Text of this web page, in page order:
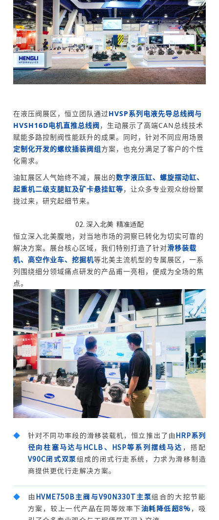
在液压阀展区，恒立团队通过HVSP系列电液先导总线阀与
HVSH16D电机直推总线阀，生动展示了高端CAN总线技术
赋能多路控制阀性能跃升的成果。同时，针对不同应用场景
定制化开发的螺纹插装阀组方案，也充分满足了客户的个性
化需求。
油缸展区人气始终不减，展出的数字液压缸、螺旋摆动缸、
起重机二级支腿缸及矿卡悬挂缸等，让众多专业观众纷纷聚
拢过来，研究起细节来。
02. 深入北美 精准适配
恒立深入北美腹地，对当地市场的洞察已转化为切实可靠的
解决方案。展台核心区域，我们特别打造了针对滑移装载
机、高空作业车、挖掘机等北美主流机型的专属展区，一系
列围绕细分领域痛点研发的产品甫一亮相，便成为全场的焦
点。
◆ 针对不同功率段的滑移装载机，恒立推出了由 HRP系列
径向柱塞马达与HCLB、HSP等系列摆线马达 ，搭配
V90C闭式双泵 组成的闭式行走系统，力求为滑移制造
商提供更优行走解决方案。
◆ 由 HVME750B主阀与V90N330T主泵组合的大挖节能
方案，较上一代产品在同等效率下 油耗降低超8% ，吸